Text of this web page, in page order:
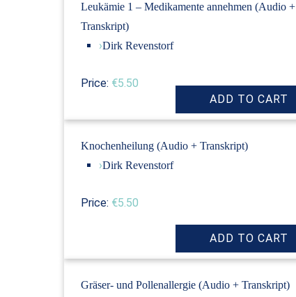
Leukämie 1 – Medikamente annehmen (Audio +
Transkript)
›Dirk Revenstorf
Price: €5.50
Knochenheilung (Audio + Transkript)
›Dirk Revenstorf
Price: €5.50
Gräser- und Pollenallergie (Audio + Transkript)